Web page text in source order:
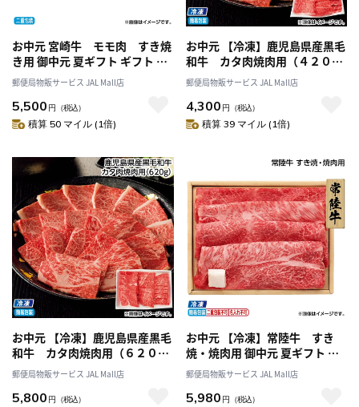
お中元 宮崎牛 モモ肉 すき焼
き用 御中元 夏ギフト ギフト 贈
答 送料込み
郵便局物販サービス JAL Mall店
5,500 円 （税込）
積算 50 マイル (1倍)
お中元 【冷凍】鹿児島県産黒毛
和牛 カタ肉焼肉用（４２０
ｇ） 御中元 夏ギフト ギフト 贈
答 送料込み
郵便局物販サービス JAL Mall店
4,300 円 （税込）
積算 39 マイル (1倍)
お中元 【冷凍】鹿児島県産黒毛
和牛 カタ肉焼肉用（６２０
ｇ） 御中元 夏ギフト ギフト 贈
答 送料込み
郵便局物販サービス JAL Mall店
5,800 円 （税込）
お中元 【冷凍】常陸牛 すき
焼・焼肉用 御中元 夏ギフト ギ
フト 贈答 送料込み
郵便局物販サービス JAL Mall店
5,980 円 （税込）